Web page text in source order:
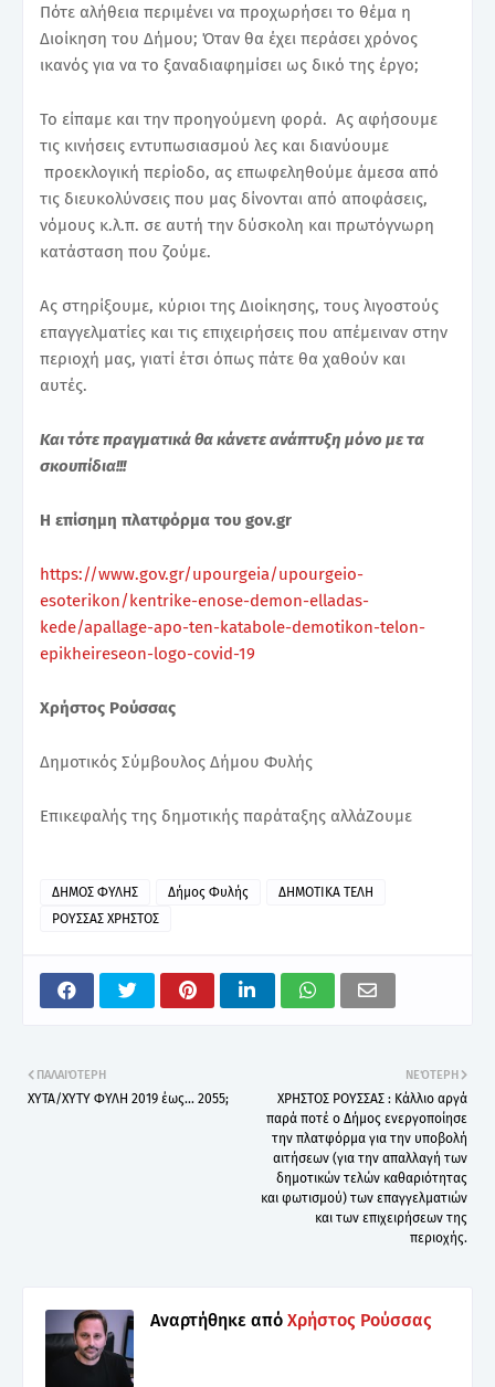
Πότε αλήθεια περιμένει να προχωρήσει το θέμα η
Διοίκηση του Δήμου; Όταν θα έχει περάσει χρόνος
ικανός για να το ξαναδιαφημίσει ως δικό της έργο;
Το είπαμε και την προηγούμενη φορά. Ας αφήσουμε
τις κινήσεις εντυπωσιασμού λες και διανύουμε
προεκλογική περίοδο, ας επωφεληθούμε άμεσα από
τις διευκολύνσεις που μας δίνονται από αποφάσεις,
νόμους κ.λ.π. σε αυτή την δύσκολη και πρωτόγνωρη
κατάσταση που ζούμε.
Ας στηρίξουμε, κύριοι της Διοίκησης, τους λιγοστούς
επαγγελματίες και τις επιχειρήσεις που απέμειναν στην
περιοχή μας, γιατί έτσι όπως πάτε θα χαθούν και
αυτές.
Και τότε πραγματικά θα κάνετε ανάπτυξη μόνο με τα
σκουπίδια!!!
H επίσημη πλατφόρμα του gov.gr
https://www.gov.gr/upourgeia/upourgeio-
esoterikon/kentrike-enose-demon-elladas-
kede/apallage-apo-ten-katabole-demotikon-telon-
epikheireseon-logo-covid-19
Χρήστος Ρούσσας
Δημοτικός Σύμβουλος Δήμου Φυλής
Επικεφαλής της δημοτικής παράταξης αλλάΖουμε
ΔΗΜΟΣ ΦΥΛΗΣ Δήμος Φυλής
ΔΗΜΟΤΙΚΑ ΤΕΛΗ
ΡΟΥΣΣΑΣ ΧΡΗΣΤΟΣ
ΝΕΌΤΕΡΗ
ΧΡΗΣΤΟΣ ΡΟΥΣΣΑΣ : Κάλλιο αργά
παρά ποτέ ο Δήμος ενεργοποίησε
την πλατφόρμα για την υποβολή
αιτήσεων (για την απαλλαγή των
δημοτικών τελών καθαριότητας
και φωτισμού) των επαγγελματιών
και των επιχειρήσεων της
περιοχής.
ΠΑΛΑΙΌΤΕΡΗ
ΧΥΤΑ/ΧΥΤΥ ΦΥΛΗ 2019 έως... 2055;
Αναρτήθηκε από Χρήστος Ρούσσας